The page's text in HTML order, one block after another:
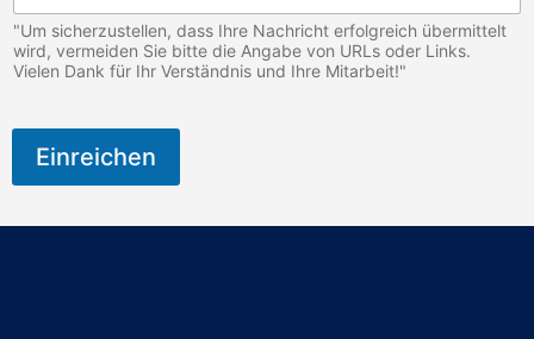
"Um sicherzustellen, dass Ihre Nachricht erfolgreich übermittelt
wird, vermeiden Sie bitte die Angabe von URLs oder Links.
Vielen Dank für Ihr Verständnis und Ihre Mitarbeit!"
Einreichen